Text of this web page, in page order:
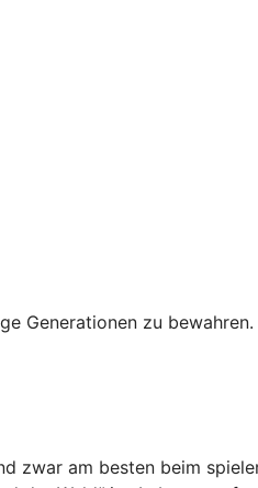
Generationen zu
zwar am besten beim